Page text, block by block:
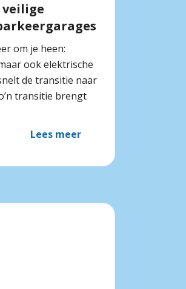
om je heen:
ook elektrische
de transitie naar
transitie brengt
Lees meer